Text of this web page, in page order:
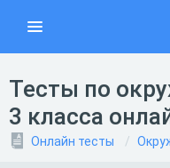
Тесты по
3 класса
Онлайн тесты